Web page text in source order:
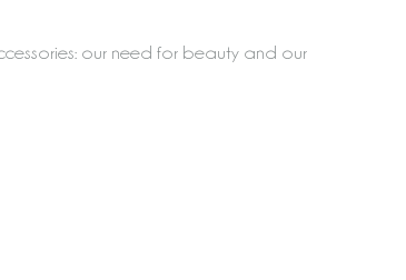
our need for beauty and our